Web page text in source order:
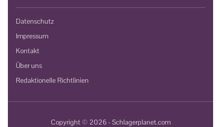
Datenschutz
Impressum
Kontakt
Über uns
Redaktionelle Richtlinien
Copyright © 2026 - Schlagerplanet.com